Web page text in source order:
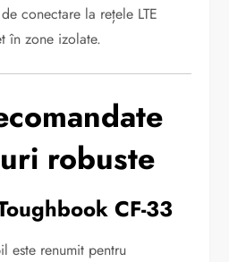
conectare la rețele LTE
în zone izolate.
robuste
CF-33
este renumit pentru